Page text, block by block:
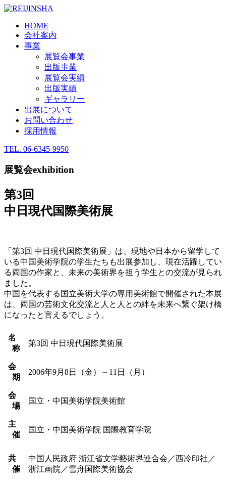
HOME
会社案内
事業
展覧会事業
出版事業
展覧会実績
出版実績
ギャラリー
出展について
お問い合わせ
採用情報
TEL. 06-6345-9950
展覧会exhibition
第3回
中日現代国際美術展
「第3回 中日現代国際美術展」は、現地や日本から留学して
いる中国美術学院の学生たちも出展参加し、現在活躍してい
る両国の作家と、未来の美術界を担う学生との交流が見られ
ました。
中国を代表する国立美術大学の専用美術館で開催された本展
は、両国の芸術文化交流と人と人との絆を未来へ繋ぐ架け橋
になったと言えるでしょう。
名
称
第3回 中日現代国際美術展
会
期
2006年9月8日（金）～11日（月）
会
場
国立・中国美術学院美術館
主
催
国立・中国美術学院 国際教育学院
共
催
中国人民政府 浙江省文学藝術界連合会／西冷印社／
浙江画院／雪舟国際美術協会